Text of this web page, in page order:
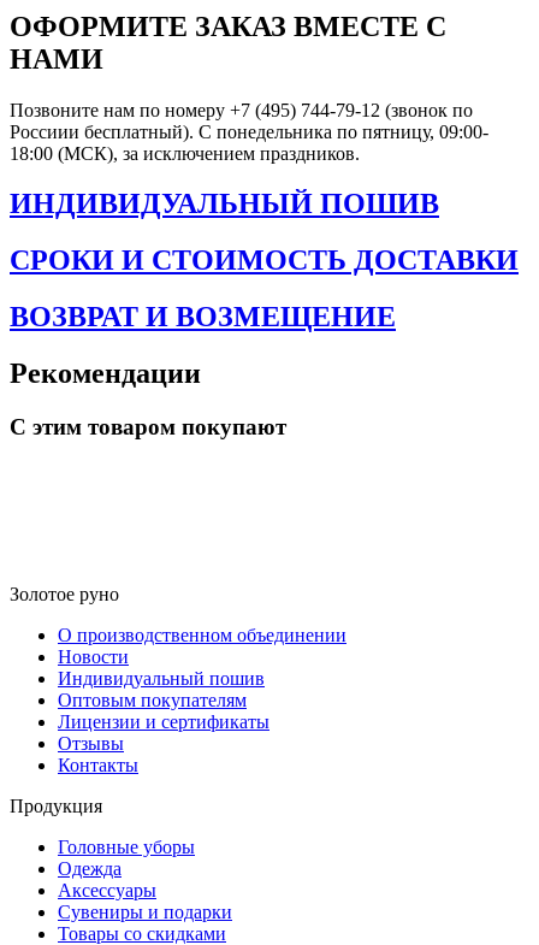
ОФОРМИТЕ ЗАКАЗ ВМЕСТЕ С
НАМИ
Позвоните нам по номеру +7 (495) 744-79-12 (звонок по
Россиии бесплатный). С понедельника по пятницу, 09:00-
18:00 (МСК), за исключением праздников.
ИНДИВИДУАЛЬНЫЙ ПОШИВ
СРОКИ И СТОИМОСТЬ ДОСТАВКИ
ВОЗВРАТ И ВОЗМЕЩЕНИЕ
Рекомендации
С этим товаром покупают
Золотое руно
О производственном объединении
Новости
Индивидуальный пошив
Оптовым покупателям
Лицензии и сертификаты
Отзывы
Контакты
Продукция
Головные уборы
Одежда
Аксессуары
Сувениры и подарки
Товары со скидками